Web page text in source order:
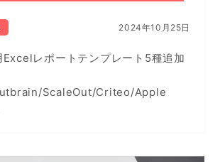
2024年10月25日
レポートテンプレート5種追加
ScaleOut/Criteo/Apple